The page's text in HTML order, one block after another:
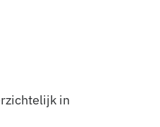
in